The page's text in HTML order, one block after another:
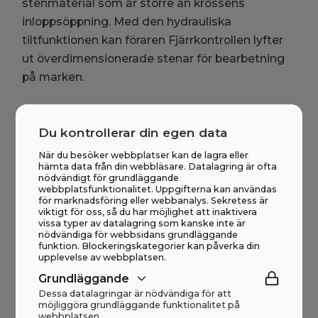
stenmaterial som är större än krossens
inloppsöppning. Med den hydrauliska
tiltfunktionen kan föraren Fjärrkontrollen lyfter
ut överdimensionerade stenar för bearbetning
på marken.
och sidotransportören av maskinen. Vid behov
kan huvudtransportören också enkelt tas bort,
allt med hjälp av. den lokala mataren.
Tekniska data
Längd produktion 17,0 meter
Du kontrollerar din egen data
När du besöker webbplatser kan de lagra eller
hämta data från din webbläsare. Datalagring är ofta
nödvändigt för grundläggande
webbplatsfunktionalitet. Uppgifterna kan användas
för marknadsföring eller webbanalys. Sekretess är
viktigt för oss, så du har möjlighet att inaktivera
vissa typer av datalagring som kanske inte är
nödvändiga för webbsidans grundläggande
funktion. Blockeringskategorier kan påverka din
upplevelse av webbplatsen.
Grundläggande
Dessa datalagringar är nödvändiga för att
möjliggöra grundläggande funktionalitet på